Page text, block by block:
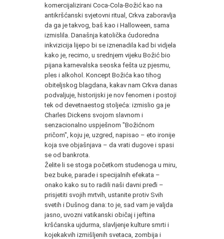
komercijalizirani Coca-Cola-Božić kao na
antikršćanski svjetovni ritual, Crkva zaboravlja
da ga je takvog, baš kao i Halloween, sama
izmislila. Današnja katolička ćudoredna
inkvizicija lijepo bi se iznenadila kad bi vidjela
kako je, recimo, u srednjem vijeku Božić bio
pijana karnevalska seoska fešta uz pjesmu,
ples i alkohol. Koncept Božića kao tihog
obiteljskog blagdana, kakav nam Crkva danas
podvaljuje, historijski je nov fenomen i postoji
tek od devetnaestog stoljeća: izmislio ga je
Charles Dickens svojom slavnom i
senzacionalno uspješnom "Božićnom
pričom", koju je, uzgred, napisao – eto ironije
koja sve objašnjava – da vrati dugove i spasi
se od bankrota.
Želite li se stoga početkom studenoga u miru,
bez buke, parade i specijalnih efekata –
onako kako su to radili naši davni pređi –
prisjetiti svojih mrtvih, ustanite protiv Svih
svetih i Dušnog dana: to je, sad vam je valjda
jasno, uvozni vatikanski običaj i jeftina
kršćanska ujdurma, slavljenje kulture smrti i
kojekakvih izmišljenih svetaca, zombija i